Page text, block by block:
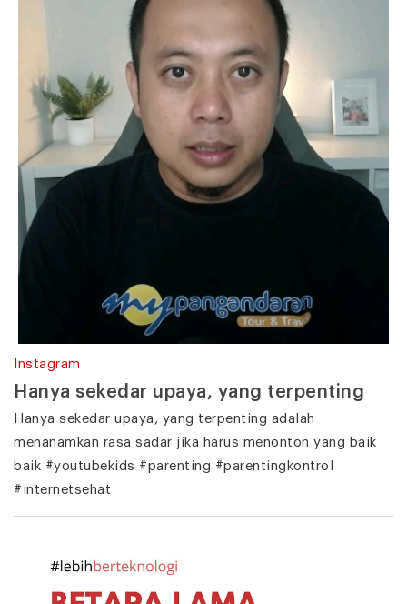
Instagram
Hanya sekedar upaya, yang terpenting
Hanya sekedar upaya, yang terpenting adalah
menanamkan rasa sadar jika harus menonton yang baik
baik #youtubekids #parenting #parentingkontrol
#internetsehat